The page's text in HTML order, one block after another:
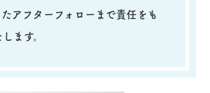
アフターフォローまで責任をも
ます。